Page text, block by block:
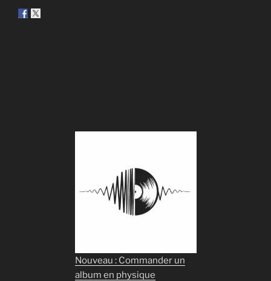
Nouveau : Commander un
album en physique